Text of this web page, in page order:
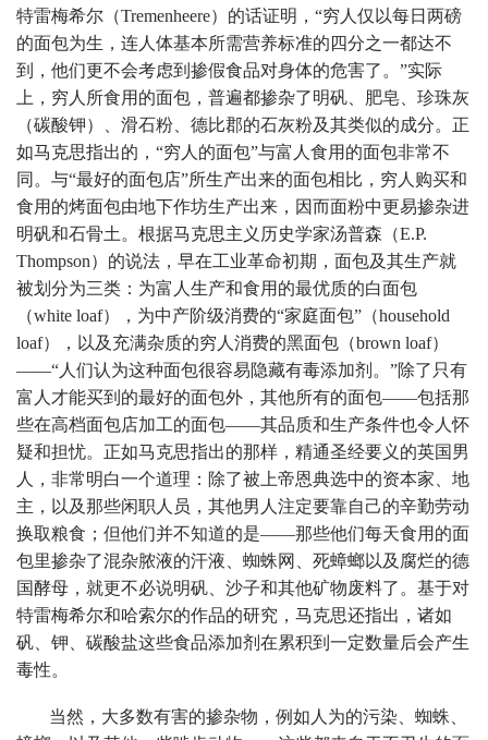
特雷梅希尔（Tremenheere）的话证明，“穷人仅以每日两磅
的面包为生，连人体基本所需营养标准的四分之一都达不
到，他们更不会考虑到掺假食品对身体的危害了。”实际
上，穷人所食用的面包，普遍都掺杂了明矾、肥皂、珍珠灰
（碳酸钾）、滑石粉、德比郡的石灰粉及其类似的成分。正
如马克思指出的，“穷人的面包”与富人食用的面包非常不
同。与“最好的面包店”所生产出来的面包相比，穷人购买和
食用的烤面包由地下作坊生产出来，因而面粉中更易掺杂进
明矾和石骨土。根据马克思主义历史学家汤普森（E.P.
Thompson）的说法，早在工业革命初期，面包及其生产就
被划分为三类：为富人生产和食用的最优质的白面包
（white loaf），为中产阶级消费的“家庭面包”（household
loaf），以及充满杂质的穷人消费的黑面包（brown loaf）
——“人们认为这种面包很容易隐藏有毒添加剂。”除了只有
富人才能买到的最好的面包外，其他所有的面包——包括那
些在高档面包店加工的面包——其品质和生产条件也令人怀
疑和担忧。正如马克思指出的那样，精通圣经要义的英国男
人，非常明白一个道理：除了被上帝恩典选中的资本家、地
主，以及那些闲职人员，其他男人注定要靠自己的辛勤劳动
换取粮食；但他们并不知道的是——那些他们每天食用的面
包里掺杂了混杂脓液的汗液、蜘蛛网、死蟑螂以及腐烂的德
国酵母，就更不必说明矾、沙子和其他矿物废料了。基于对
特雷梅希尔和哈索尔的作品的研究，马克思还指出，诸如
矾、钾、碳酸盐这些食品添加剂在累积到一定数量后会产生
毒性。
当然，大多数有害的掺杂物，例如人为的污染、蜘蛛、